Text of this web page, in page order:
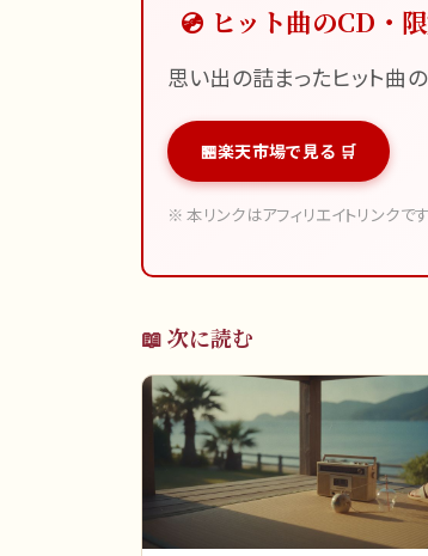
💿 ヒット曲のCD・
思い出の詰まったヒット曲
楽天市場で見る 🛒
※ 本リンクはアフィリエイトリンクです
📖 次に読む